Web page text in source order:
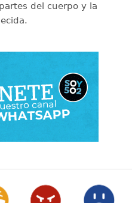
del cuerpo y la